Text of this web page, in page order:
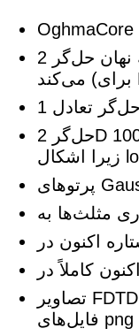
حافظه نهان حل‌گر 2D Newton اکنون دوباره کار
حل‌گر 2D اکنون می‌تواند به بیش از 100V برسد
تصاویر FDTD اکنون در C هستند و نیاز به تولید